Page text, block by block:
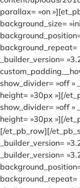
parallax= »on
background_size=
background_repeat=
_builder_version=
show_divider= »off »
height= »30px »][/
show_divider= »off »
height= »30px »][/
[/et_pb_row][/
_builder_version=
_builder_version=
background_repeat=